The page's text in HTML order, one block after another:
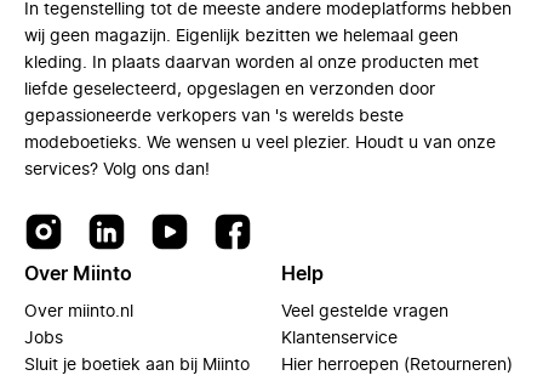
In tegenstelling tot de meeste andere modeplatforms hebben
wij geen magazijn. Eigenlijk bezitten we helemaal geen
kleding. In plaats daarvan worden al onze producten met
liefde geselecteerd, opgeslagen en verzonden door
gepassioneerde verkopers van 's werelds beste
modeboetieks. We wensen u veel plezier. Houdt u van onze
services? Volg ons dan!
Over Miinto
Over miinto.nl
Jobs
Sluit je boetiek aan bij Miinto
Help
Veel gestelde vragen
Klantenservice
Hier herroepen (Retourneren)